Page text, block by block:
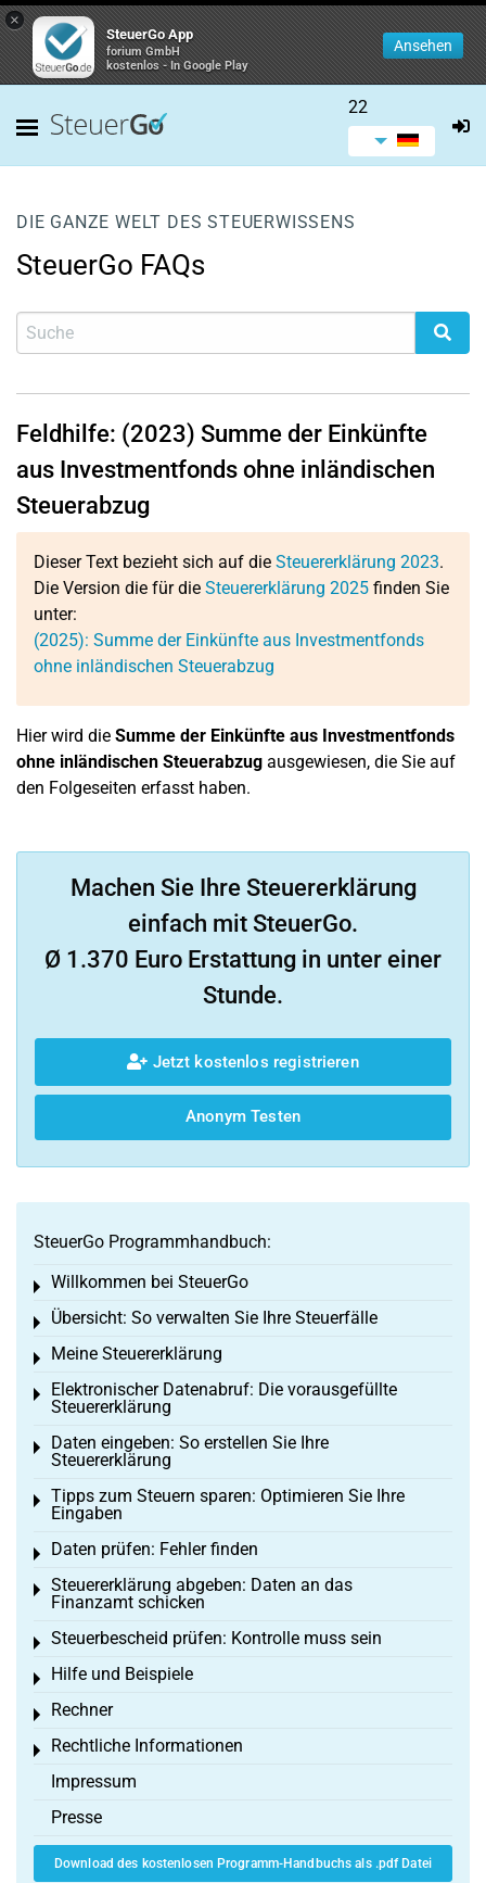
×
SteuerGo App
forium GmbH
kostenlos - In Google Play
Ansehen
22
DIE GANZE WELT DES STEUERWISSENS
SteuerGo FAQs
Feldhilfe: (2023) Summe der Einkünfte
aus Investmentfonds ohne inländischen
Steuerabzug
Dieser Text bezieht sich auf die Steuererklärung 2023.
Die Version die für die Steuererklärung 2025 finden Sie
unter:
(2025): Summe der Einkünfte aus Investmentfonds
ohne inländischen Steuerabzug
Hier wird die Summe der Einkünfte aus Investmentfonds
ohne inländischen Steuerabzug ausgewiesen, die Sie auf
den Folgeseiten erfasst haben.
Machen Sie Ihre Steuererklärung
einfach mit SteuerGo.
Ø 1.370 Euro Erstattung in unter einer
Stunde.
Jetzt kostenlos registrieren
Anonym Testen
SteuerGo Programmhandbuch:
Willkommen bei SteuerGo
Toggle menu
Übersicht: So verwalten Sie Ihre Steuerfälle
Toggle menu
Meine Steuererklärung
Toggle menu
Elektronischer Datenabruf: Die vorausgefüllte
Steuererklärung
Toggle menu
Daten eingeben: So erstellen Sie Ihre
Steuererklärung
Toggle menu
Tipps zum Steuern sparen: Optimieren Sie Ihre
Eingaben
Toggle menu
Daten prüfen: Fehler finden
Toggle menu
Steuererklärung abgeben: Daten an das
Finanzamt schicken
Toggle menu
Steuerbescheid prüfen: Kontrolle muss sein
Toggle menu
Hilfe und Beispiele
Toggle menu
Rechner
Toggle menu
Rechtliche Informationen
Toggle menu
Impressum
Presse
Download des kostenlosen Programm-Handbuchs als .pdf Datei